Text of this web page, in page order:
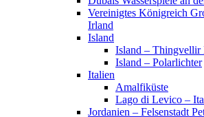
Vereinigtes Königreich
Irland
Island
Island – Thingvellir
Island – Polarlichter
Italien
Amalfiküste
Lago di Levico –
Jordanien – Felsenstadt